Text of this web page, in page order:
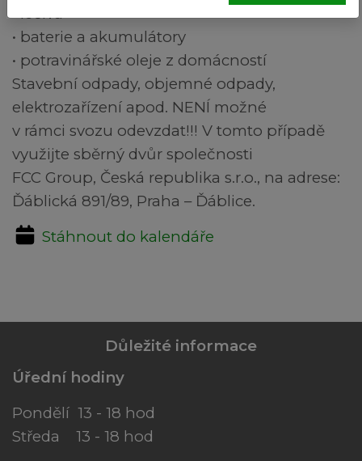
• léčiva
• baterie a akumulátory
• potravinářské oleje z domácností
Stavební odpady, objemné odpady,
elektrozařízení apod. NENÍ možné
v rámci svozu odevzdat!!! V tomto případě
využijte sběrný dvůr společnosti
FCC Group, Česká republika s.r.o., na adrese:
Ďáblická 891/89, Praha – Ďáblice.
Stáhnout do kalendáře
Důležité informace
Úřední hodiny
Pondělí 13 - 18 hod
Středa 13 - 18 hod